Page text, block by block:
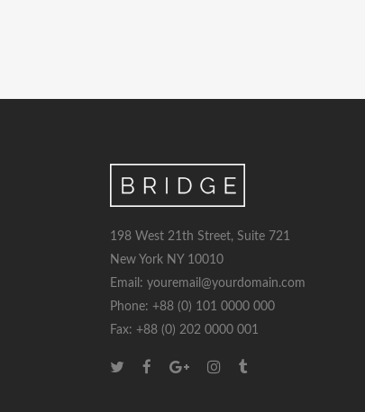
198 West 21th Street, Suite 721
New York NY 10010
Email: youremail@yourdomain.com
Phone: +88 (0) 101 0000 000
Fax: +88 (0) 202 0000 001